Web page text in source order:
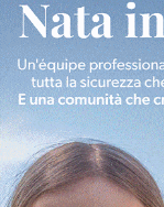
Più lette
Figline Incisa
Piscina di
Pnrr, il